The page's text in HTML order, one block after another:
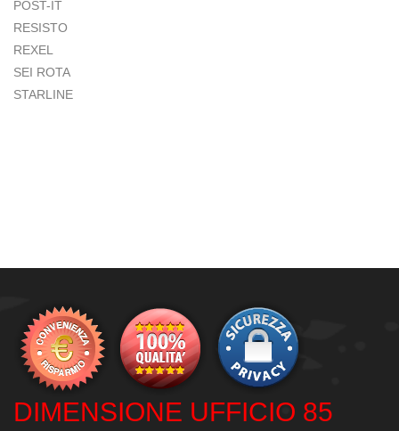
POST-IT
RESISTO
REXEL
SEI ROTA
STARLINE
DIMENSIONE UFFICIO 85